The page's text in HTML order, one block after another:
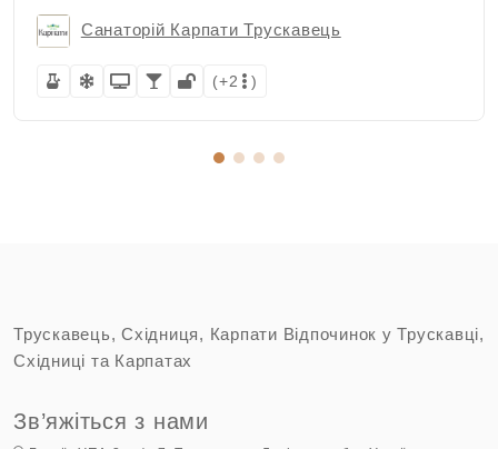
Санаторій Карпати Трускавець
(+2 )
Трускавець, Східниця, Карпати Відпочинок у Трускавці,
Східниці та Карпатах
Зв’яжіться з нами